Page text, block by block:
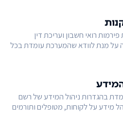
רואי חשבון ועריכת דין
על מנת לוודא שהמערכת עומדת בכל
בהגדרות ניהול המידע של רשם
מידע על לקוחות, מטופלים ותורמים